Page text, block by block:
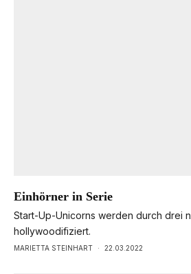
Einhörner in Serie
Start-Up-Unicorns werden durch drei
hollywoodifiziert.
MARIETTA STEINHART · 22.03.2022